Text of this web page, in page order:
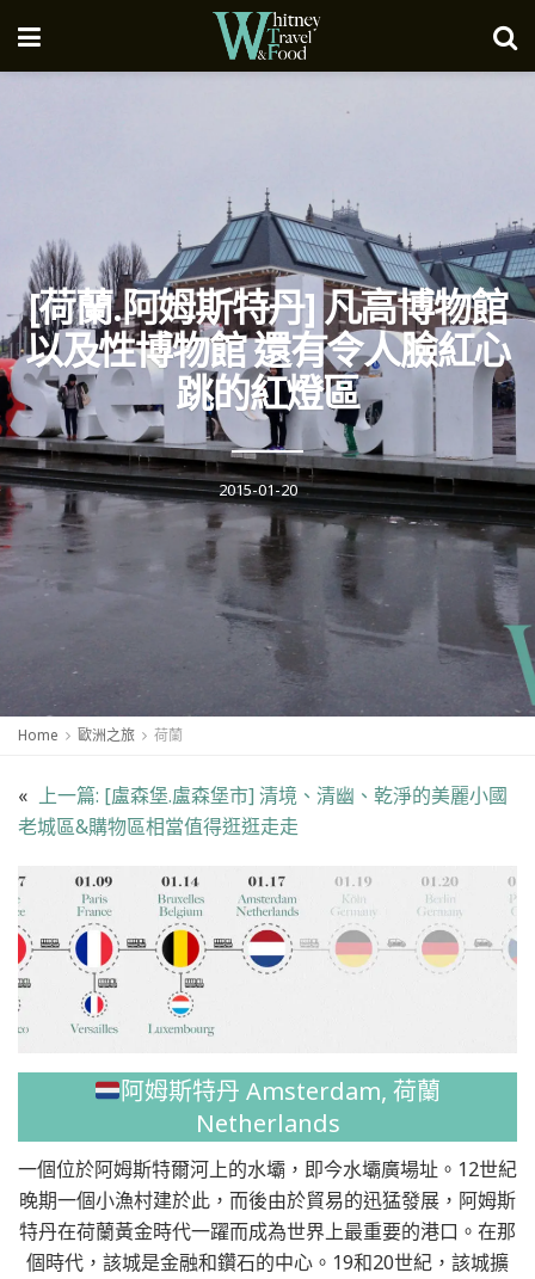
[荷蘭.阿姆斯特丹] 凡高博物館
以及性博物館 還有令人臉紅心
跳的紅燈區
2015-01-20
Home 歐洲之旅 荷蘭
« 上一篇: [盧森堡.盧森堡市] 清境、清幽、乾淨的美麗小國
老城區&購物區相當值得逛逛走走
阿姆斯特丹 Amsterdam, 荷蘭
Netherlands
一個位於阿姆斯特爾河上的水壩，即今水壩廣場址。12世紀
晚期一個小漁村建於此，而後由於貿易的迅猛發展，阿姆斯
特丹在荷蘭黃金時代一躍而成為世界上最重要的港口。在那
個時代，該城是金融和鑽石的中心。19和20世紀，該城擴